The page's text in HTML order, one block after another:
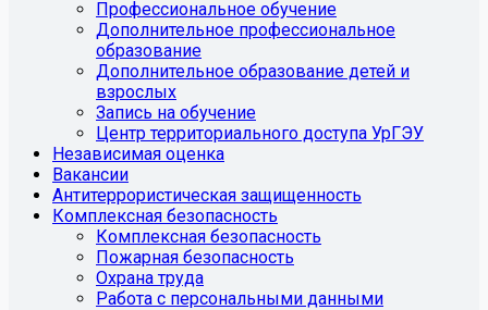
Профессиональное обучение
Дополнительное профессиональное
образование
Дополнительное образование детей и
взрослых
Запись на обучение
Центр территориального доступа УрГЭУ
Независимая оценка
Вакансии
Антитеррористическая защищенность
Комплексная безопасность
Комплексная безопасность
Пожарная безопасность
Охрана труда
Работа с персональными данными